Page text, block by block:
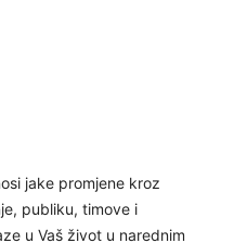
jake promjene kroz
publiku, timove i
u Vaš život u narednim